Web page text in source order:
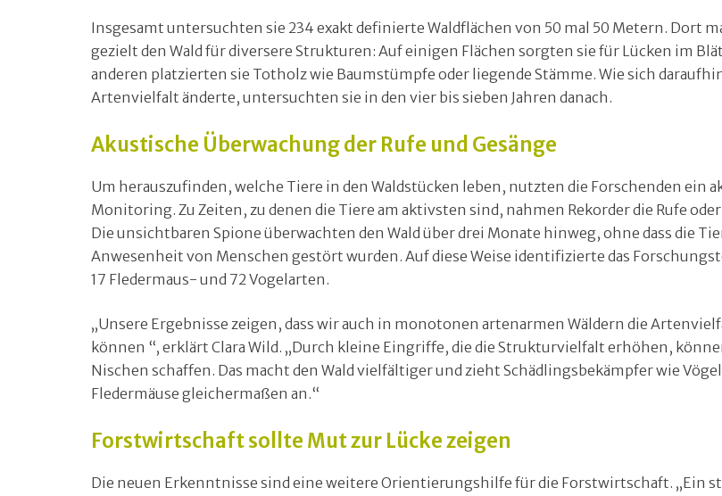
Insgesamt untersuchten sie 234 exakt definierte Waldflächen von 50 mal 50 Metern. Dort
gezielt den Wald für diversere Strukturen: Auf einigen Flächen sorgten sie für Lücken im
anderen platzierten sie Totholz wie Baumstümpfe oder liegende Stämme. Wie sich
Artenvielfalt änderte, untersuchten sie in den vier bis sieben Jahren danach.
Akustische Überwachung der Rufe und Gesänge
Um herauszufinden, welche Tiere in den Waldstücken leben, nutzten die Forschenden ein
Monitoring. Zu Zeiten, zu denen die Tiere am aktivsten sind, nahmen Rekorder die Rufe oder
Die unsichtbaren Spione überwachten den Wald über drei Monate hinweg, ohne dass die
Anwesenheit von Menschen gestört wurden. Auf diese Weise identifizierte das
17 Fledermaus- und 72 Vogelarten.
„Unsere Ergebnisse zeigen, dass wir auch in monotonen artenarmen Wäldern die
können “, erklärt Clara Wild. „Durch kleine Eingriffe, die die Strukturvielfalt erhöhen,
Nischen schaffen. Das macht den Wald vielfältiger und zieht Schädlingsbekämpfer wie
Fledermäuse gleichermaßen an.“
Forstwirtschaft sollte Mut zur Lücke zeigen
Die neuen Erkenntnisse sind eine weitere Orientierungshilfe für die Forstwirtschaft. „Ein